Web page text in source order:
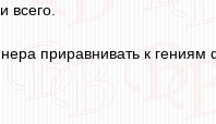
всего.
приравнивать к